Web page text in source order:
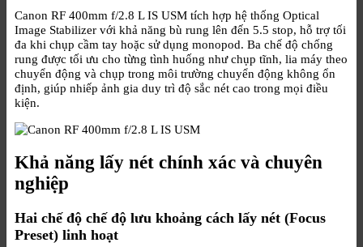
Canon RF 400mm f/2.8 L IS USM tích hợp hệ thống Optical
Image Stabilizer với khả năng bù rung lên đến 5.5 stop, hỗ trợ tối
đa khi chụp cầm tay hoặc sử dụng monopod. Ba chế độ chống
rung được tối ưu cho từng tình huống như chụp tĩnh, lia máy theo
chuyển động và chụp trong môi trường chuyển động không ổn
định, giúp nhiếp ảnh gia duy trì độ sắc nét cao trong mọi điều
kiện.
Khả năng lấy nét chính xác và chuyên
nghiệp
Hai chế độ chế độ lưu khoảng cách lấy nét (Focus
Preset) linh hoạt